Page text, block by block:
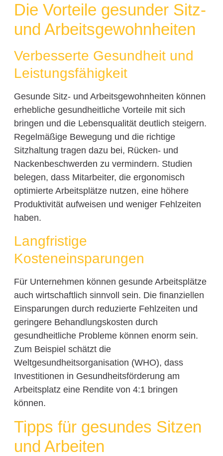
Die Vorteile gesunder Sitz-
und Arbeitsgewohnheiten
Verbesserte Gesundheit und
Leistungsfähigkeit
Gesunde Sitz- und Arbeitsgewohnheiten können
erhebliche gesundheitliche Vorteile mit sich
bringen und die Lebensqualität deutlich steigern.
Regelmäßige Bewegung und die richtige
Sitzhaltung tragen dazu bei, Rücken- und
Nackenbeschwerden zu vermindern. Studien
belegen, dass Mitarbeiter, die ergonomisch
optimierte Arbeitsplätze nutzen, eine höhere
Produktivität aufweisen und weniger Fehlzeiten
haben.
Langfristige
Kosteneinsparungen
Für Unternehmen können gesunde Arbeitsplätze
auch wirtschaftlich sinnvoll sein. Die finanziellen
Einsparungen durch reduzierte Fehlzeiten und
geringere Behandlungskosten durch
gesundheitliche Probleme können enorm sein.
Zum Beispiel schätzt die
Weltgesundheitsorganisation (WHO), dass
Investitionen in Gesundheitsförderung am
Arbeitsplatz eine Rendite von 4:1 bringen
können.
Tipps für gesundes Sitzen
und Arbeiten